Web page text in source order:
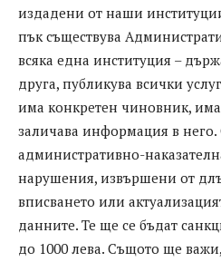
издадени от наши
пък съществува
всяка една институция –
друга, публикува всички
има конкретен чиновник,
заличава информация в него.
административно-
нарушения, извършени от
вписването или
данните. Те ще се бъдат
до 1000 лева. Същото ще